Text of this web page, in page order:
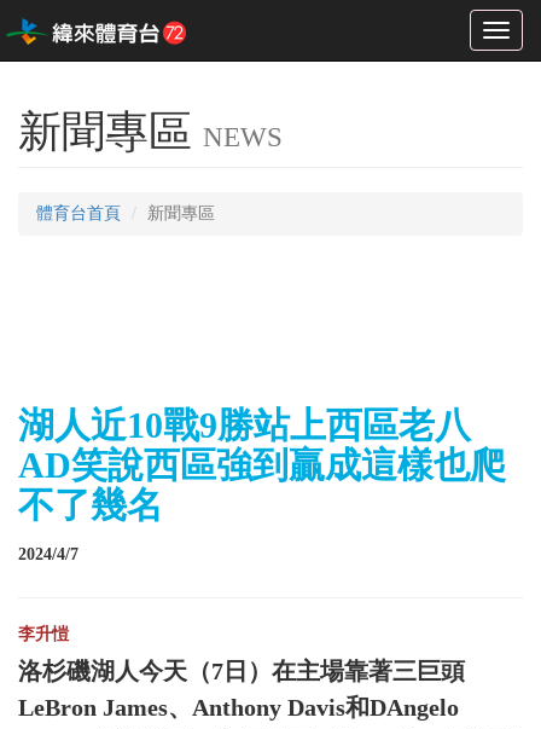
Toggle
新聞專區 NEWS
體育台首頁 新聞專區
湖人近10戰9勝站上西區老八
AD笑說西區強到贏成這樣也爬
不了幾名
2024/4/7
李升愷
洛杉磯湖人今天（7日）在主場靠著三巨頭
LeBron James、Anthony Davis和DAngelo